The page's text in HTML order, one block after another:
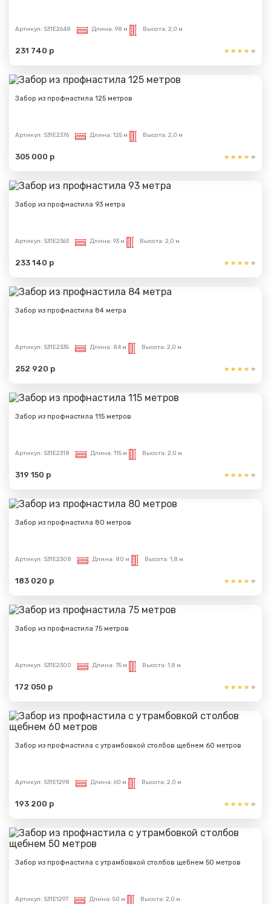
Артикул: S31E2648 Длина: 98 м Высота: 2,0 м
231 740 р
Забор из профнастила 125 метров
Артикул: S31E2376 Длина: 125 м Высота: 2,0 м
305 000 р
Забор из профнастила 93 метра
Артикул: S31E2363 Длина: 93 м Высота: 2,0 м
233 140 р
Забор из профнастила 84 метра
Артикул: S31E2335 Длина: 84 м Высота: 2,0 м
252 920 р
Забор из профнастила 115 метров
Артикул: S31E2318 Длина: 115 м Высота: 2,0 м
319 150 р
Забор из профнастила 80 метров
Артикул: S31E2308 Длина: 80 м Высота: 1,8 м
183 020 р
Забор из профнастила 75 метров
Артикул: S31E2300 Длина: 75 м Высота: 1,8 м
172 050 р
Забор из профнастила с утрамбовкой столбов щебнем 60 метров
Артикул: S31E1298 Длина: 60 м Высота: 2,0 м
193 200 р
Забор из профнастила с утрамбовкой столбов щебнем 50 метров
Артикул: S31E1297 Длина: 50 м Высота: 2,0 м